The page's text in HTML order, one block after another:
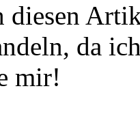
diesen
da
mir!